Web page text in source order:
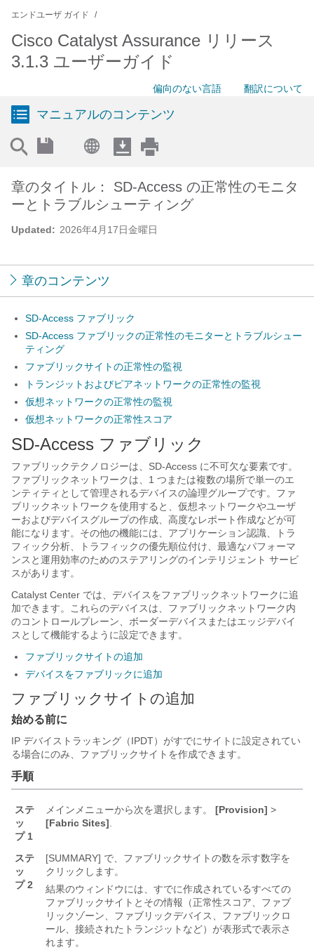
エンドユーザ ガイド
Cisco Catalyst Assurance リリース
3.1.3 ユーザーガイド
偏向のない言語 翻訳について
マニュアルのコンテンツ
Updated: 2026年4月17日金曜日
章のタイトル： SD-Access の正常性のモニタ
ーとトラブルシューティング
章のコンテンツ
SD-Access ファブリック
SD-Access ファブリックの正常性のモニターとトラブルシュー
ティング
ファブリックサイトの正常性の監視
トランジットおよびピアネットワークの正常性の監視
仮想ネットワークの正常性の監視
仮想ネットワークの正常性スコア
SD-Access ファブリック
ファブリックテクノロジーは、SD-Access に不可欠な要素です。
ファブリックネットワークは、1 つまたは複数の場所で単一のエ
ンティティとして管理されるデバイスの論理グループです。ファ
ブリックネットワークを使用すると、仮想ネットワークやユーザ
ーおよびデバイスグループの作成、高度なレポート作成などが可
能になります。その他の機能には、アプリケーション認識、トラ
フィック分析、トラフィックの優先順位付け、最適なパフォーマ
ンスと運用効率のためのステアリングのインテリジェント サービ
スがあります。
Catalyst Center では、デバイスをファブリックネットワークに追
加できます。これらのデバイスは、ファブリックネットワーク内
のコントロールプレーン、ボーダーデバイスまたはエッジデバイ
スとして機能するように設定できます。
ファブリックサイトの追加
デバイスをファブリックに追加
ファブリックサイトの追加
始める前に
IP デバイストラッキング（IPDT）がすでにサイトに設定されてい
る場合にのみ、ファブリックサイトを作成できます。
手順
ステ
ッ
プ 1
メインメニューから次を選択します。 [Provision] >
[Fabric Sites]
ステ
ッ
プ 2
[SUMMARY] で、ファブリックサイトの数を示す数字を
クリックします。
結果のウィンドウには、すでに作成されているすべての
ファブリックサイトとその情報（正常性スコア、ファブ
リックゾーン、ファブリックデバイス、ファブリックロ
ール、接続されたトランジットなど）が表形式で表示さ
れます。